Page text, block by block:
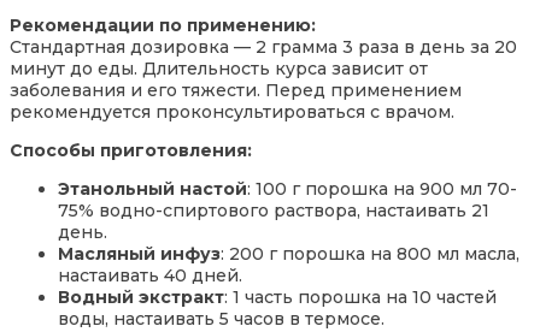
Рекомендации по применению:
Стандартная дозировка — 2 грамма 3 раза в день за 20
минут до еды. Длительность курса зависит от
заболевания и его тяжести. Перед применением
рекомендуется проконсультироваться с врачом.
Способы приготовления:
Этанольный настой: 100 г порошка на 900 мл 70-
75% водно-спиртового раствора, настаивать 21
день.
Масляный инфуз: 200 г порошка на 800 мл масла,
настаивать 40 дней.
Водный экстракт: 1 часть порошка на 10 частей
воды, настаивать 5 часов в термосе.